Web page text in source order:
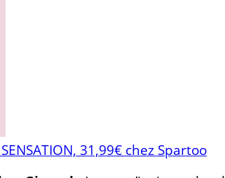
31,99€ chez Spartoo